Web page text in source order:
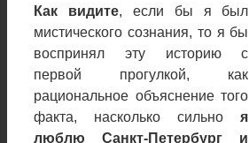
Как видите, если бы я был
мистического сознания, то я бы
воспринял эту историю с
первой прогулкой, как
рациональное объяснение того
факта, насколько сильноя
люблю Санкт-Петербург и